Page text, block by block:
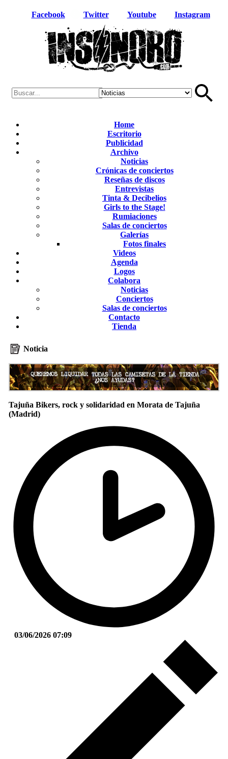
Facebook Twitter Youtube Instagram
Home
Escritorio
Publicidad
Archivo
Noticias
Crónicas de conciertos
Reseñas de discos
Entrevistas
Tinta & Decibelios
Girls to the Stage!
Rumiaciones
Salas de conciertos
Galerías
Fotos finales
Videos
Agenda
Logos
Colabora
Noticias
Conciertos
Salas de conciertos
Contacto
Tienda
Noticia
Tajuña Bikers, rock y solidaridad en Morata de Tajuña
(Madrid)
03/06/2026 07:09